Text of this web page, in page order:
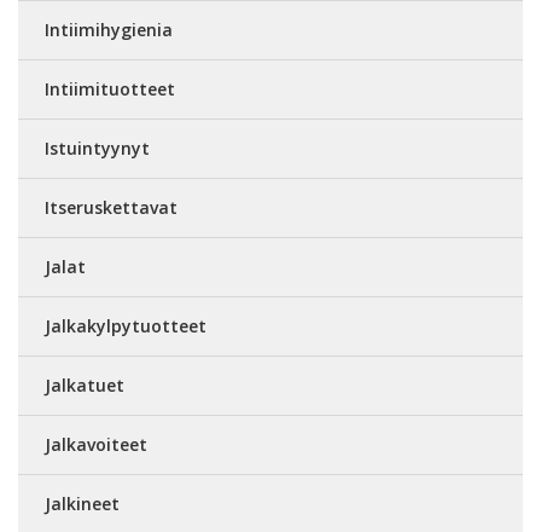
Intiimihygienia
Intiimituotteet
Istuintyynyt
Itseruskettavat
Jalat
Jalkakylpytuotteet
Jalkatuet
Jalkavoiteet
Jalkineet